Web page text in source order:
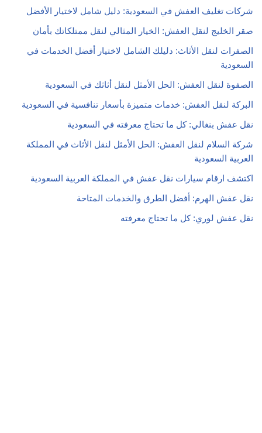
شركات تغليف العفش في السعودية: دليل شامل لاختيار الأفضل
صقر الخليج لنقل العفش: الخيار المثالي لنقل ممتلكاتك بأمان
الصفرات لنقل الأثاث: دليلك الشامل لاختيار أفضل الخدمات في
السعودية
الصفوة لنقل العفش: الحل الأمثل لنقل أثاثك في السعودية
البركة لنقل العفش: خدمات متميزة بأسعار تنافسية في السعودية
نقل عفش بنغالي: كل ما تحتاج معرفته في السعودية
شركة السلام لنقل العفش: الحل الأمثل لنقل الأثاث في المملكة
العربية السعودية
اكتشف ارقام سيارات نقل عفش في المملكة العربية السعودية
نقل عفش الهرم: أفضل الطرق والخدمات المتاحة
نقل عفش لوري: كل ما تحتاج معرفته